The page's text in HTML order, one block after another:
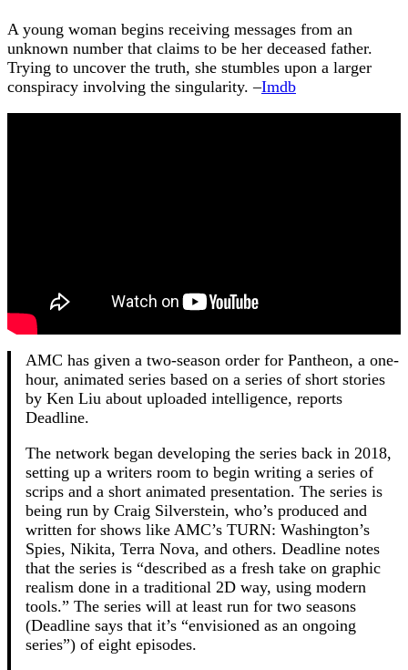
A young woman begins receiving messages from an
unknown number that claims to be her deceased father.
Trying to uncover the truth, she stumbles upon a larger
conspiracy involving the singularity. –Imdb
AMC has given a two-season order for Pantheon, a one-
hour, animated series based on a series of short stories
by Ken Liu about uploaded intelligence, reports
Deadline.
The network began developing the series back in 2018,
setting up a writers room to begin writing a series of
scrips and a short animated presentation. The series is
being run by Craig Silverstein, who’s produced and
written for shows like AMC’s TURN: Washington’s
Spies, Nikita, Terra Nova, and others. Deadline notes
that the series is “described as a fresh take on graphic
realism done in a traditional 2D way, using modern
tools.” The series will at least run for two seasons
(Deadline says that it’s “envisioned as an ongoing
series”) of eight episodes.